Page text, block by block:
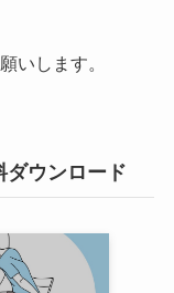
いします。
ダウンロード